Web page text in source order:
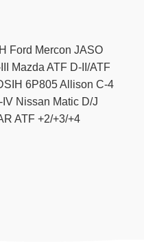
Ford Mercon JASO
Mazda ATF D-II/ATF
6P805 Allison C-4
IV Nissan Matic D/J
ATF +2/+3/+4